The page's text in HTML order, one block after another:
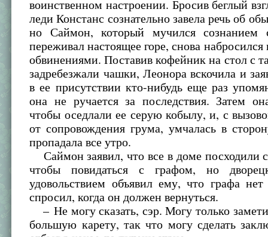
воинственном настроении. Бросив беглый
леди Констанс сознательно завела речь об
но Саймон, который мучился
переживал настоящее горе, снова набросился
обвинениями. Поставив кофейник на стол с
задребезжали чашки, Леонора вскочила и
в ее присутствии кто-нибудь еще раз
она не ручается за последствия. Затем
чтобы оседлали ее серую кобылу, и, с
от сопровождения грума, умчалась в
пропадала все утро.
Саймон заявил, что все в доме посходили
чтобы повидаться с графом, но
удовольствием объявил ему, что графа
спросил, когда он должен вернуться.
– Не могу сказать, сэр. Могу только
большую карету, так что могу сделать